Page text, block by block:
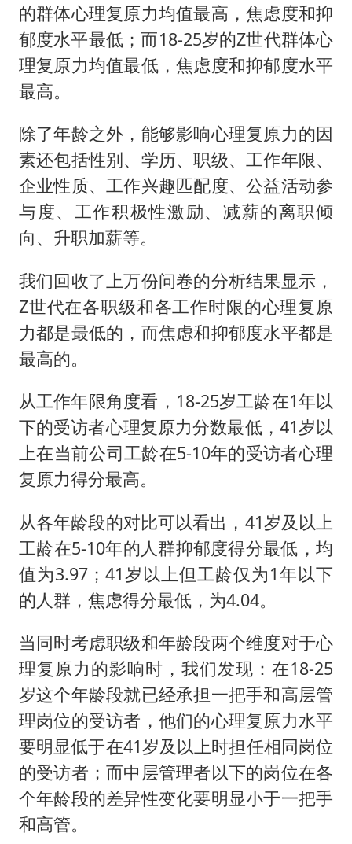
的群体心理复原力均值最高，焦虑度和抑
郁度水平最低；而18-25岁的Z世代群体心
理复原力均值最低，焦虑度和抑郁度水平
最高。
除了年龄之外，能够影响心理复原力的因
素还包括性别、学历、职级、工作年限、
企业性质、工作兴趣匹配度、公益活动参
与度、工作积极性激励、减薪的离职倾
向、升职加薪等。
我们回收了上万份问卷的分析结果显示，
Z世代在各职级和各工作时限的心理复原
力都是最低的，而焦虑和抑郁度水平都是
最高的。
从工作年限角度看，18-25岁工龄在1年以
下的受访者心理复原力分数最低，41岁以
上在当前公司工龄在5-10年的受访者心理
复原力得分最高。
从各年龄段的对比可以看出，41岁及以上
工龄在5-10年的人群抑郁度得分最低，均
值为3.97；41岁以上但工龄仅为1年以下
的人群，焦虑得分最低，为4.04。
当同时考虑职级和年龄段两个维度对于心
理复原力的影响时，我们发现：在18-25
岁这个年龄段就已经承担一把手和高层管
理岗位的受访者，他们的心理复原力水平
要明显低于在41岁及以上时担任相同岗位
的受访者；而中层管理者以下的岗位在各
个年龄段的差异性变化要明显小于一把手
和高管。